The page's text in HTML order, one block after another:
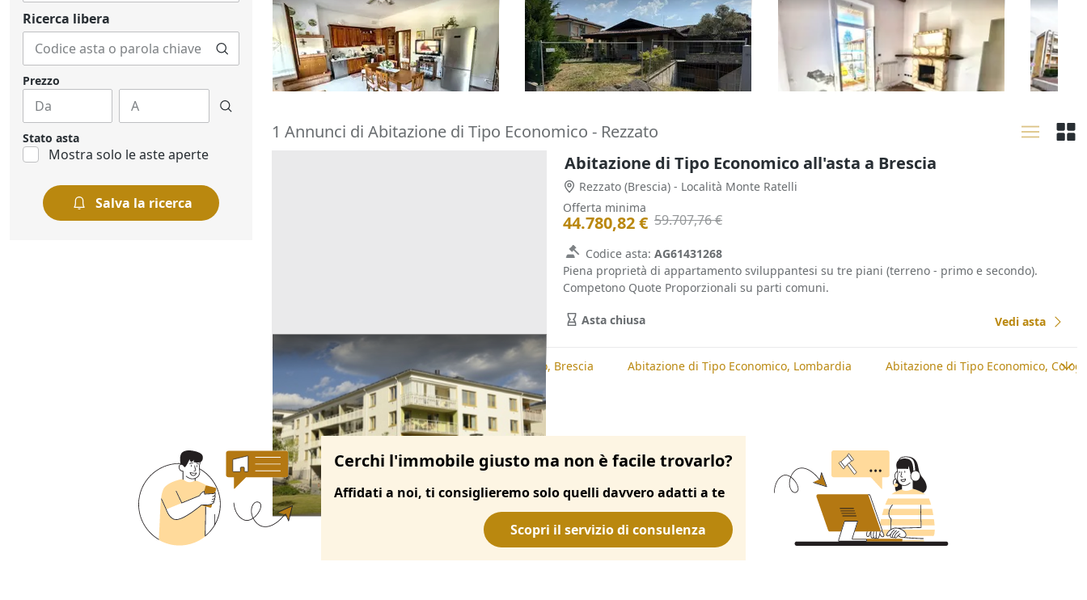
Ricerca libera
Prezzo
Stato asta
Mostra solo le aste aperte
Salva la ricerca
primo (Sub 2)
Zevio (Verona)
157.296 €
29/09/2026
bifamiliare da completare con
pertinenze
Calusco d'Adda (Bergamo)
194.022 €
10/09/2026
edificio popolare
Bernareggio (Monza e della Brianza)
9.435 €
14/09/2026
con
30/
1 Annunci di Abitazione di Tipo Economico - Rezzato
Abitazione di Tipo Economico all'asta a Brescia
Rezzato (Brescia) - Località Monte Ratelli
Offerta minima
44.780,82 € 59.707,76 €
Codice asta: AG61431268
Piena proprietà di appartamento sviluppantesi su tre piani (terreno - primo e secondo).
Competono Quote Proporzionali su parti comuni.
Asta chiusa Vedi asta
Ricerche correlate Abitazione di Tipo Economico, Brescia Abitazione di Tipo Economico, Lombardia Abitazione di Tipo Economico,
Cerchi l'immobile giusto ma non è facile trovarlo?
Affidati a noi, ti consiglieremo solo quelli davvero adatti a te
Scopri il servizio di consulenza